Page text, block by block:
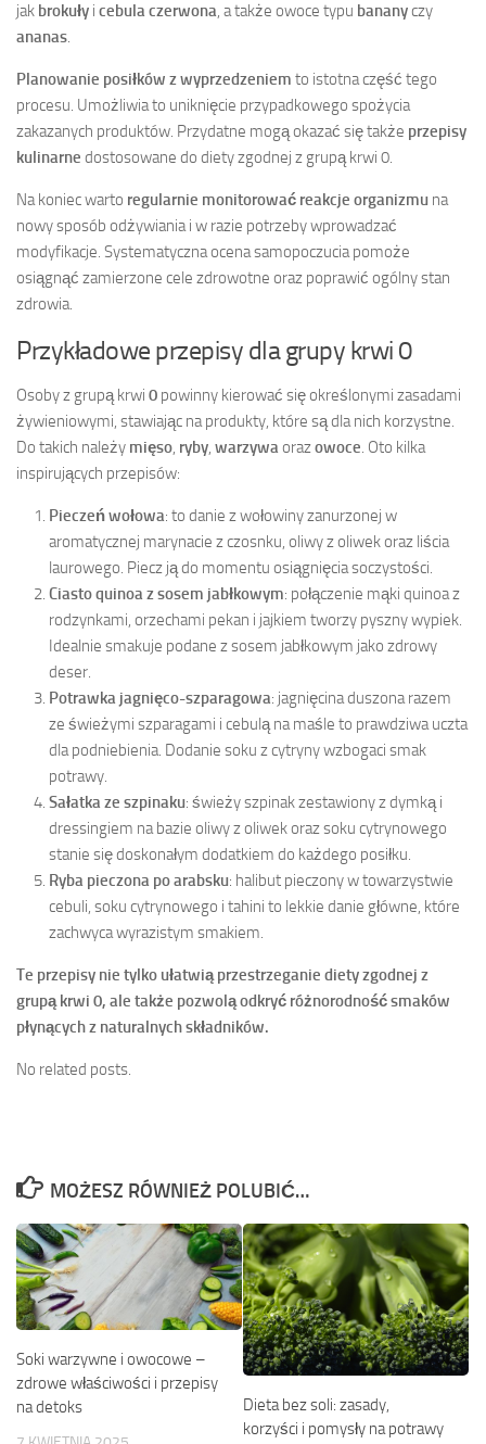
jak brokuły i cebula czerwona, a także owoce typu bananyczy
ananas.
Planowanie posiłków z wyprzedzeniem to istotna część tego
procesu. Umożliwia to uniknięcie przypadkowego spożycia
zakazanych produktów. Przydatne mogą okazać się także przepisy
kulinarne dostosowane do diety zgodnej z grupą krwi 0.
Na koniec warto regularnie monitorować reakcje organizmu na
nowy sposób odżywiania i w razie potrzeby wprowadzać
modyfikacje. Systematyczna ocena samopoczucia pomoże
osiągnąć zamierzone cele zdrowotne oraz poprawić ogólny stan
zdrowia.
Przykładowe przepisy dla grupy krwi 0
Osoby z grupą krwi 0 powinny kierować się określonymi zasadami
żywieniowymi, stawiając na produkty, które są dla nich korzystne.
Do takich należy mięso, ryby, warzywaorazowoce. Oto kilka
inspirujących przepisów:
Pieczeń wołowa: to danie z wołowiny zanurzonej w
aromatycznej marynacie z czosnku, oliwy z oliwek oraz liścia
laurowego. Piecz ją do momentu osiągnięcia soczystości.
Ciasto quinoa z sosem jabłkowym: połączenie mąki quinoa z
rodzynkami, orzechami pekan i jajkiem tworzy pyszny wypiek.
Idealnie smakuje podane z sosem jabłkowym jako zdrowy
deser.
Potrawka jagnięco-szparagowa: jagnięcina duszona razem
ze świeżymi szparagami i cebulą na maśle to prawdziwa uczta
dla podniebienia. Dodanie soku z cytryny wzbogaci smak
potrawy.
Sałatka ze szpinaku: świeży szpinak zestawiony z dymką i
dressingiem na bazie oliwy z oliwek oraz soku cytrynowego
stanie się doskonałym dodatkiem do każdego posiłku.
Ryba pieczona po arabsku: halibut pieczony w towarzystwie
cebuli, soku cytrynowego i tahini to lekkie danie główne, które
zachwyca wyrazistym smakiem.
Te przepisy nie tylko ułatwią przestrzeganie diety zgodnej z
grupą krwi 0, ale także pozwolą odkryć różnorodność smaków
płynących z naturalnych składników.
No related posts.
MOŻESZ RÓWNIEŻ POLUBIĆ…
Soki warzywne i owocowe –
zdrowe właściwości i przepisy
na detoks
Dieta bez soli: zasady,
korzyści i pomysły na potrawy